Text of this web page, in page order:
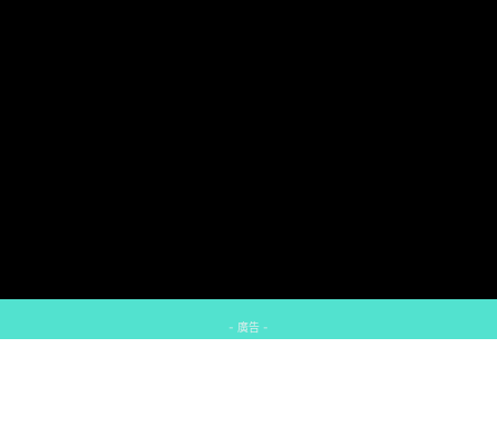
- 廣告 -